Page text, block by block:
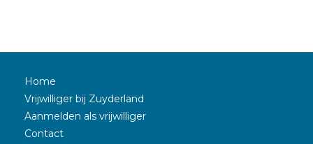
Home
Vrijwilliger bij Zuyderland
Aanmelden als vrijwilliger
Contact